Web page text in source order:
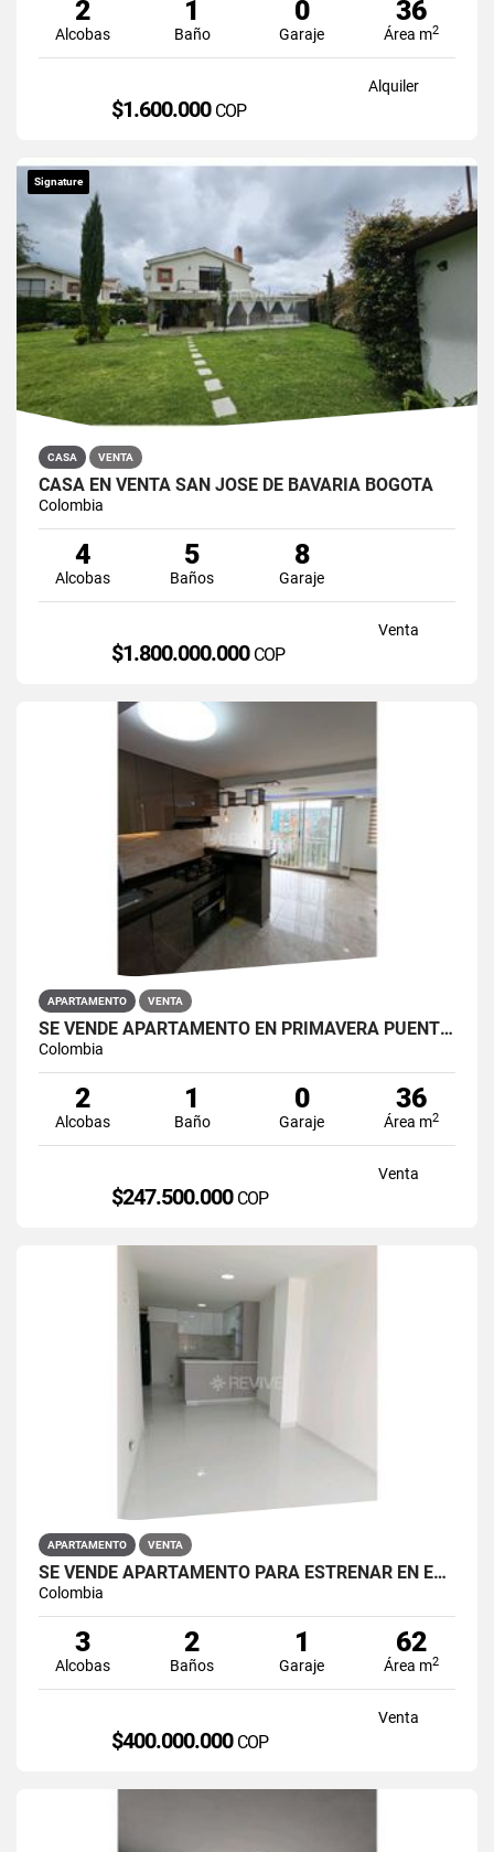
2
Alcobas
1
Baño
0
Garaje
36
Área m2
Alquiler
$1.600.000 COP
Signature
CASA VENTA
CASA EN VENTA SAN JOSÉ DE BAVARIA BOGOTÁ
Colombia
4
Alcobas
5
Baños
8
Garaje
Venta
$1.800.000.000 COP
APARTAMENTO VENTA
SE VENDE APARTAMENTO EN PRIMAVERA PUENTE ARANDA
Colombia
2
Alcobas
1
Baño
0
Garaje
36
Área m2
Venta
$247.500.000 COP
APARTAMENTO VENTA
SE VENDE APARTAMENTO PARA ESTRENAR EN EL BARRIO RESTREPO
Colombia
3
Alcobas
2
Baños
1
Garaje
62
Área m2
Venta
$400.000.000 COP